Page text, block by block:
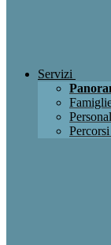
Servizi